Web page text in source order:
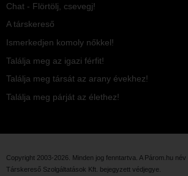
Chat - Flörtölj, csevegj!
A társkereső
Ismerkedjen komoly nőkkel!
Találja meg az igazi férfit!
Találja meg társát az arany évekhez!
Találja meg párját az élethez!
Copyright 2003-2026. Minden jog fenntartva. A Párom.hu név
Társkereső Szolgáltatások Kft. bejegyzett védjegye.